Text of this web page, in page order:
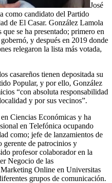
José
como candidato del Partido
de El Casar. González Lamola
se ha presentado; primero en
y después en 2019 donde
relegaron la lista más votada,
casareños tienen depositada su
Popular, y por ello, González
“con absoluta responsabilidad
y por sus vecinos”.
Ciencias Económicas y ha
en Telefónica ocupando
como; jefe de lanzamientos de
gerente de patrocinios y
profesor colaborador en la
Negocio de las
Online en Universitas
grupos de comunicación.